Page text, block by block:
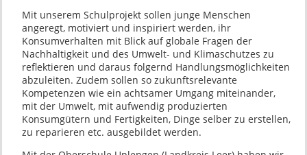
Mit unserem Schulprojekt sollen junge Menschen
angeregt, motiviert und inspiriert werden, ihr
Konsumverhalten mit Blick auf globale Fragen der
Nachhaltigkeit und des Umwelt- und Klimaschutzes zu
reflektieren und daraus folgernd Handlungsmöglichkeiten
abzuleiten. Zudem sollen so zukunftsrelevante
Kompetenzen wie ein achtsamer Umgang miteinander,
mit der Umwelt, mit aufwendig produzierten
Konsumgütern und Fertigkeiten, Dinge selber zu erstellen,
zu reparieren etc. ausgebildet werden.